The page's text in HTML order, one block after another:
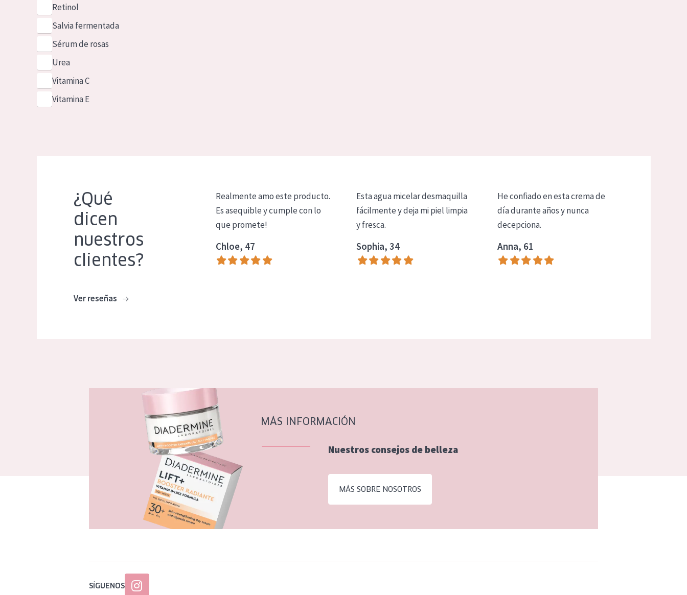
Retinol
Salvia fermentada
Sérum de rosas
Urea
Vitamina C
Vitamina E
¿Qué
dicen
nuestros
clientes?
Ver reseñas
Realmente amo este producto.
Es asequible y cumple con lo
que promete!
Chloe, 47
Esta agua micelar desmaquilla
fácilmente y deja mi piel limpia
y fresca.
Sophia, 34
He confiado en esta crema de
día durante años y nunca
decepciona.
Anna, 61
MÁS INFORMACIÓN
Nuestros consejos de belleza
MÁS SOBRE NOSOTROS
SÍGUENOS